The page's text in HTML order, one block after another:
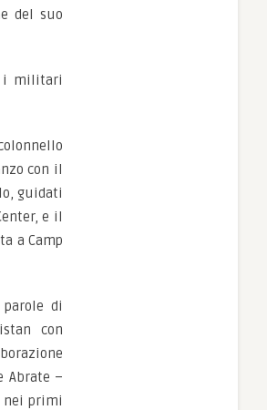
del suo
i militari
con il
guidati
e il
a Camp
di
con
Abrate –
nei primi